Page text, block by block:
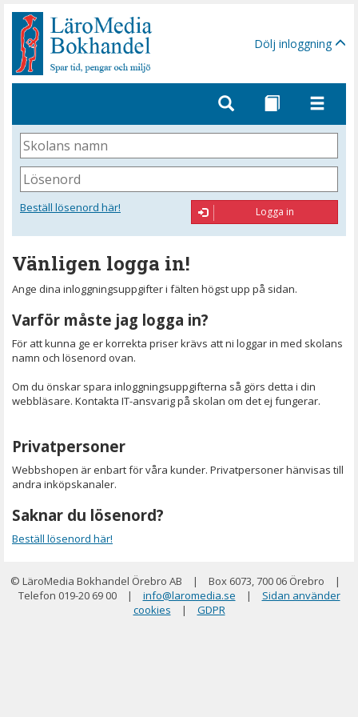
Gå
sidinnehåll
Dölj inloggning
Skolans
namn
Lösenord
Beställ lösenord här! Logga in
Vänligen logga in!
Ange dina inloggningsuppgifter i fälten högst upp på sidan.
Varför måste jag logga in?
För att kunna ge er korrekta priser krävs att ni loggar in med skolans
namn och lösenord ovan.
Om du önskar spara inloggningsuppgifterna så görs detta i din
webbläsare. Kontakta IT-ansvarig på skolan om det ej fungerar.
Privatpersoner
Webbshopen är enbart för våra kunder. Privatpersoner hänvisas till
andra inköpskanaler.
Saknar du lösenord?
Beställ lösenord här!
© LäroMedia Bokhandel Örebro AB | Box 6073, 700 06 Örebro
|
Telefon 019-20 69 00
| info@laromedia.se |
Sidan använder
cookies
| GDPR